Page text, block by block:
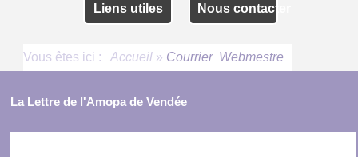
Liens utiles Nous contacter
Vous êtes ici : Accueil » Courrier Webmestre
La Lettre de l'Amopa de Vendée